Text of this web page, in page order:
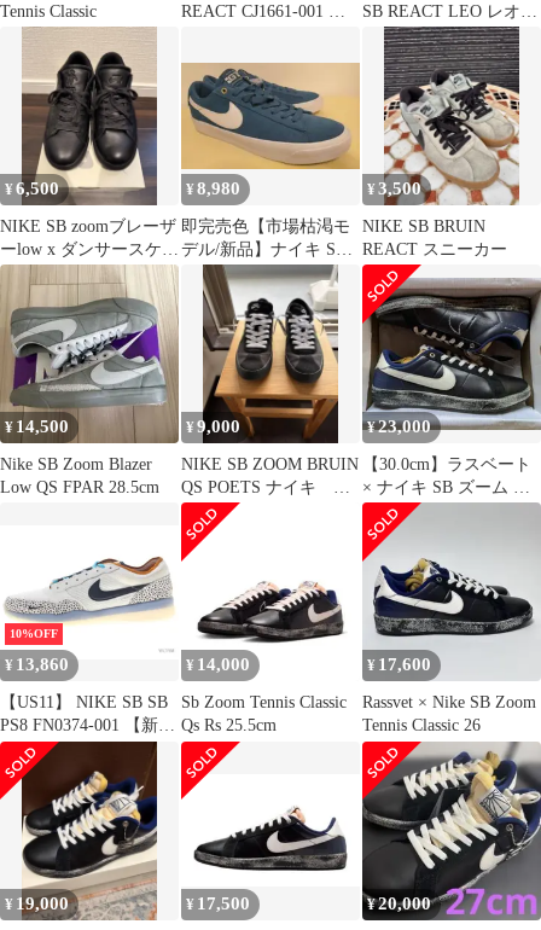
Tennis Classic
REACT CJ1661-001 ス
SB REACT LEO レオベ
イカー
¥6,500
NIKE SB zoomブレーザ
ーlow x ダンサースケー
トボード
¥8,980
即完売色【市場枯渇モ
デル/新品】ナイキ SB
ズームブレーザー プロ
28.0
¥3,500
NIKE SB BRUIN
REACT スニーカー
¥ 14,500
Nike SB Zoom Blazer
Low QS FPAR 28.5cm
¥9,000
NIKE SB ZOOM BRUIN
QS POETS ナイキ エ
スビー
¥23,000
【30.0cm】ラスベート
× ナイキ SB ズーム テ
ニス クラシック
10%OFF
¥ 13,860
【US11】 NIKE SB SB
PS8 FN0374-001 【新古
品】
¥ 14,000
Sb Zoom Tennis Classic
Qs Rs 25.5cm
¥ 17,600
Rassvet × Nike SB Zoom
Tennis Classic 26
¥ 19,000 ¥ 17,500 ¥20,000